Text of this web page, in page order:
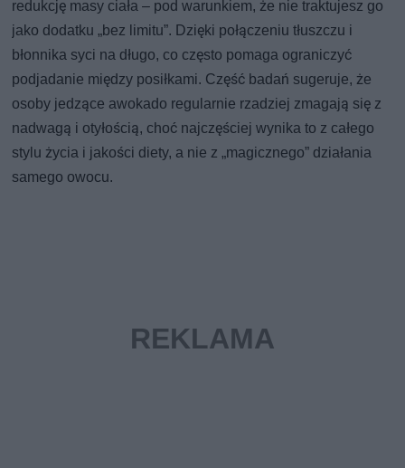
redukcję masy ciała – pod warunkiem, że nie traktujesz go
jako dodatku „bez limitu”. Dzięki połączeniu tłuszczu i
błonnika syci na długo, co często pomaga ograniczyć
podjadanie między posiłkami. Część badań sugeruje, że
osoby jedzące awokado regularnie rzadziej zmagają się z
nadwagą i otyłością, choć najczęściej wynika to z całego
stylu życia i jakości diety, a nie z „magicznego” działania
samego owocu.